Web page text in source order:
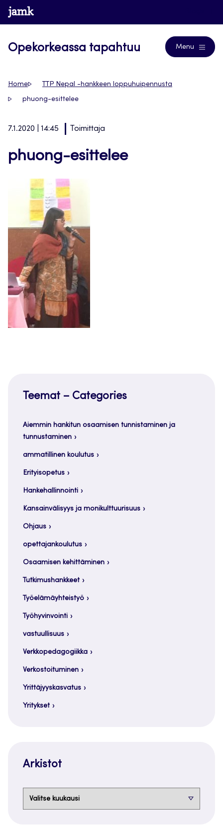
Siirry
suoraan
www.jamk.fi
Opekorkeassa tapahtuu Menu
Home TTP Nepal -hankkeen loppuhuipennusta
phuong-esittelee
7.1.2020 | 14:45 Toimittaja
phuong-esittelee
Teemat – Categories
Aiemmin hankitun osaamisen tunnistaminen ja
tunnustaminen
ammatillinen koulutus
Erityisopetus
Hankehallinnointi
Kansainvälisyys ja monikulttuurisuus
Ohjaus
opettajankoulutus
Osaamisen kehittäminen
Tutkimushankkeet
Työelämäyhteistyö
Työhyvinvointi
vastuullisuus
Verkkopedagogiikka
Verkostoituminen
Yrittäjyyskasvatus
Yritykset
Arkistot